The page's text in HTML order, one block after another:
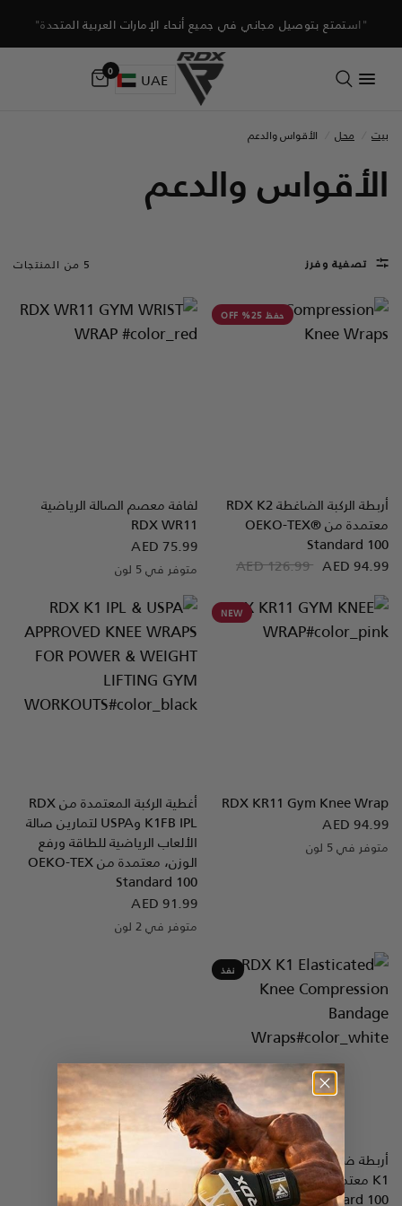
"استمتع بتوصيل مجاني في جميع أنحاء الإمارات العربية المتحدة"
UAE
0
بيت محل الأقواس والدعم
الأقواس والدعم
تصفية وفرز 5 من المنتجات
حفظ 25% OFF
نظرة سريعة
أربطة الركبة الضاغطة RDXK2
معتمدة من OEKO-TEX®
Standard 100
AED 126.99 AED 94.99
نظرة سريعة
لفافة معصم الصالة الرياضية
RDXWR11
AED 75.99
Red
Blue
Pink
Grey متوفر في 5 لون
NEW
نظرة سريعة RDXKR11 Gym Knee Wrap
AED 94.99
Red
Blue
Pink
Grey متوفر في 5 لون
نظرة سريعة
أغطية الركبة المعتمدة منRDX
K1FB IPL وUSPA لتمارين صالة
الألعاب الرياضية للطاقة ورفع
الوزن، معتمدة من OEKO-TEX
Standard 100
AED 91.99
White
Black
متوفر في 2 لون
نفذ
نظرة سريعة
أربطة ضغط الركبة المطاطيةRDX
K1 معتمدة من OEKO-TEX®
Standard 100